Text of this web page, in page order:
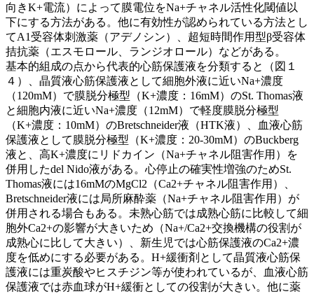
向きK+電流）によって膜電位をNa+チャネル活性化閾値以
下にする方法がある。他に有効性が認められている方法とし
てA1受容体刺激薬（アデノシン）、超短時間作用型β受容体
拮抗薬（エスモロール、ランジオロール）などがある。
基本的組成の点から代表的心筋保護液を分類すると（図１
４）、晶質液心筋保護液として細胞外液に近いNa+濃度
（120mM）で膜脱分極型（K+濃度：16mM）のSt. Thomas液
と細胞内液に近いNa+濃度（12mM）で軽度膜脱分極型
（K+濃度：10mM）のBretschneider液（HTK液）、血液心筋
保護液として膜脱分極型（K+濃度：20-30mM）のBuckberg
液と、高K+濃度にリドカイン（Na+チャネル阻害作用）を
併用したdel Nido液がある。心停止の確実性増強のためSt.
Thomas液には16mMのMgCl2（Ca2+チャネル阻害作用）、
Bretschneider液には局所麻酔薬（Na+チャネル阻害作用）が
併用される場合もある。未熟心筋では成熟心筋に比較して細
胞外Ca2+の影響が大きいため（Na+/Ca2+交換機構の役割が
成熟心に比して大きい）、新生児では心筋保護液のCa2+濃
度を低めにする必要がある。H+緩衝剤として晶質液心筋保
護液には重炭酸やヒスチジン等が使われているが、血液心筋
保護液では赤血球がH+緩衝としての役割が大きい。他に薬